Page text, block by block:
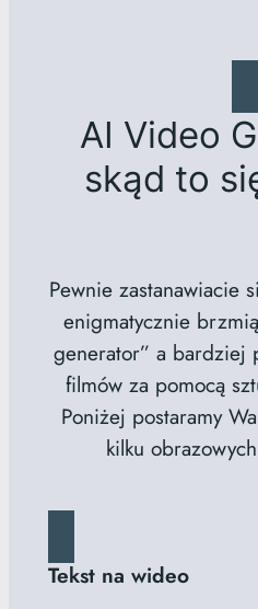
AI Video
skąd to
Pewnie zastanawiacie
enigmatycznie
generator” a bardziej
filmów za pomocą
Poniżej postaramy
kilku
Tekst na wideo